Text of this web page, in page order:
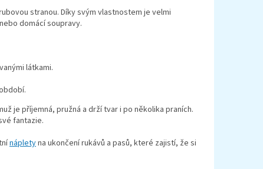
stranou. Díky svým vlastnostem je velmi
domácí soupravy.
látkami.
je příjemná, pružná a drží tvar i po několika praních.
fantazie.
nápletyna ukončení rukávů a pasů, které zajistí, že si